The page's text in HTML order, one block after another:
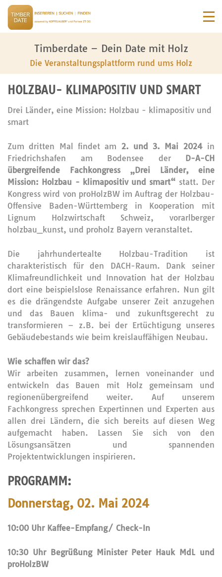
Timberdate – Dein Date mit Holz
Die Veranstaltungsplattform rund ums Holz
HOLZBAU- KLIMAPOSITIV UND SMART
Drei Länder, eine Mission: Holzbau - klimapositiv und
smart
Zum dritten Mal findet am 2. und 3. Mai 2024in
Friedrichshafen am Bodensee der D-A-CH
übergreifende Fachkongress „Drei Länder, eine
Mission: Holzbau - klimapositiv und smart“ statt. Der
Kongress wird von proHolzBW im Auftrag der Holzbau-
Offensive Baden-Württemberg in Kooperation mit
Lignum Holzwirtschaft Schweiz, vorarlberger
holzbau_kunst, und proholz Bayern veranstaltet. ​​​​​​​
Die jahrhundertealte Holzbau-Tradition ist
charakteristisch für den DACH-Raum. Dank seiner
Klimafreundlichkeit und Innovation hat der Holzbau
dort eine beispielslose Renaissance erfahren. Nun gilt
es die drängendste Aufgabe unserer Zeit anzugehen
und das Bauen klima- und zukunftsgerecht zu
transformieren – z.B. bei der Ertüchtigung unseres
Gebäudebestands wie beim kreislauffähigen Neubau.
Wie schaffen wir das?
Wir arbeiten zusammen, lernen voneinander und
entwickeln das Bauen mit Holz gemeinsam und
regionenübergreifend weiter. Auf unserem
Fachkongress sprechen Expertinnen und Experten aus
allen drei Ländern, die sich bereits auf diesen Weg
aufgemacht haben. Lassen Sie sich von den
Lösungsansätzen und spannenden
Projektentwicklungen inspirieren.
PROGRAMM:
Donnerstag, 02. Mai 2024
10:00 Uhr Kaffee-Empfang/ Check-In
10:30 Uhr Begrüßung Minister Peter Hauk MdL und
proHolzBW